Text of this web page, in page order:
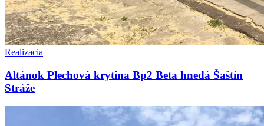
Realizacia
Altánok Plechová krytina Bp2 Beta hnedá Šaštín
Stráže